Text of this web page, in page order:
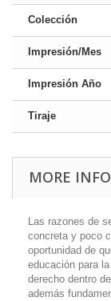
Colección
Impresión/Mes
Impresión Año
Tiraje
MORE INFO
Las razones de
concreta y poco
oportunidad de
educación para
derecho dentro
además